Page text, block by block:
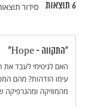
כל האתר
6 תוצאות סידור
"התקווה - Hope"
האם לגיטימי לעבד את
עימו הזדהות? מהם
מהמוזיקה ומהגרפיקה